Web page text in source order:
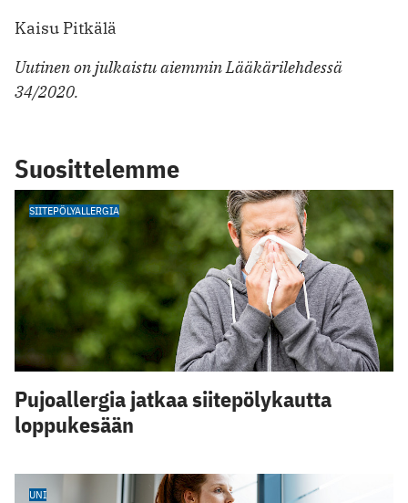
Kaisu Pitkälä
Uutinen on julkaistu aiemmin Lääkärilehdessä
34/2020.
Suosittelemme
SIITEPÖLYALLERGIA
Pujoallergia jatkaa siitepölykautta
loppukesään
UNI